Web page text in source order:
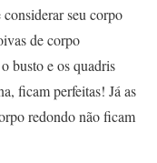
seu corpo
de corpo
busto e os quadris
ficam perfeitas! Já as
redondo não ficam